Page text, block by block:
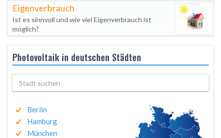
Eigenverbrauch
Ist es sinnvoll und wie viel Eigenverbrauch ist
möglich?
Photovoltaik in deutschen Städten
Berlin
Hamburg
München